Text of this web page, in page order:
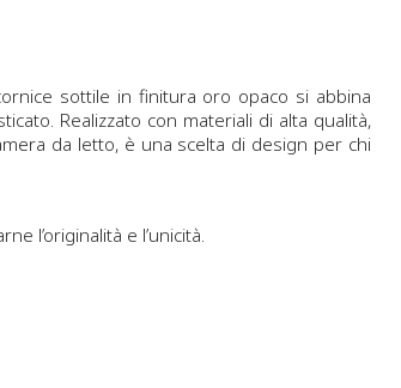
sottile in finitura oro opaco si abbina
Realizzato con materiali di alta qualità,
da letto, è una scelta di design per chi
l’originalità e l’unicità.